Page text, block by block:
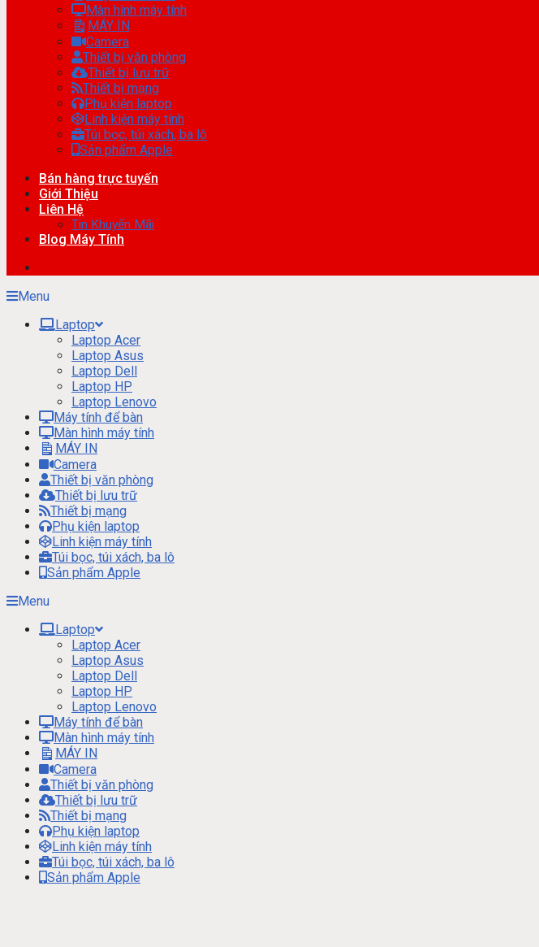
Màn hình máy tính
MÁY IN
Camera
Thiết bị văn phòng
Thiết bị lưu trữ
Thiết bị mạng
Phụ kiện laptop
Linh kiện máy tính
Túi bọc, túi xách, ba lô
Sản phẩm Apple
Bán hàng trực tuyến
Giới Thiệu
Liên Hệ
Tin Khuyến Mãi
Blog Máy Tính
Menu
Laptop
Laptop Acer
Laptop Asus
Laptop Dell
Laptop HP
Laptop Lenovo
Máy tính để bàn
Màn hình máy tính
MÁY IN
Camera
Thiết bị văn phòng
Thiết bị lưu trữ
Thiết bị mạng
Phụ kiện laptop
Linh kiện máy tính
Túi bọc, túi xách, ba lô
Sản phẩm Apple
Menu
Laptop
Laptop Acer
Laptop Asus
Laptop Dell
Laptop HP
Laptop Lenovo
Máy tính để bàn
Màn hình máy tính
MÁY IN
Camera
Thiết bị văn phòng
Thiết bị lưu trữ
Thiết bị mạng
Phụ kiện laptop
Linh kiện máy tính
Túi bọc, túi xách, ba lô
Sản phẩm Apple